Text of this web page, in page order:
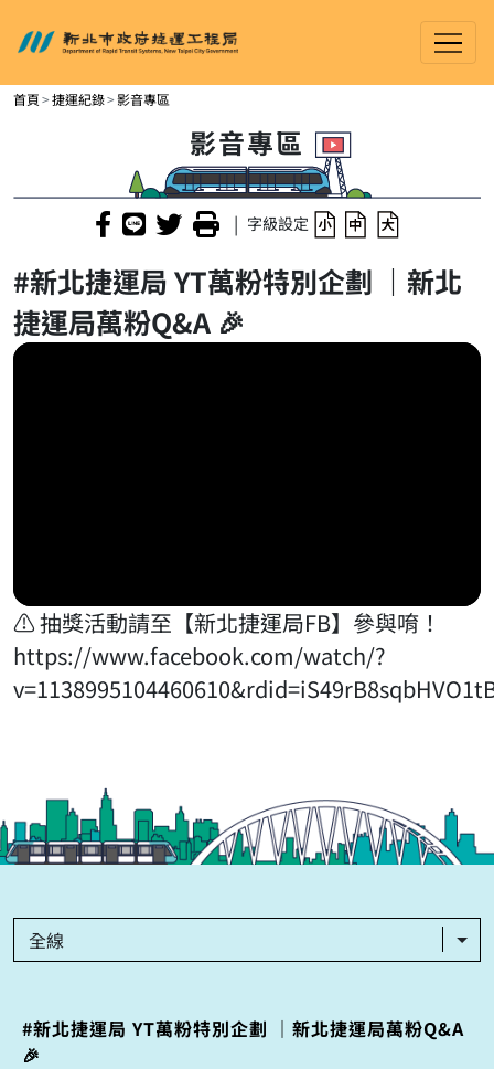
進入內容區塊
新北市政府捷運工程局
首頁 捷運紀錄 影音專區
影音專區
| 字級設定
#新北捷運局 YT萬粉特別企劃 ｜新北
捷運局萬粉Q&A 🎉
⚠️ 抽獎活動請至【新北捷運局FB】參與唷！
https://www.facebook.com/watch/?
全線
#新北捷運局 YT萬粉特別企劃 ｜新北捷運局萬粉Q&A
🎉